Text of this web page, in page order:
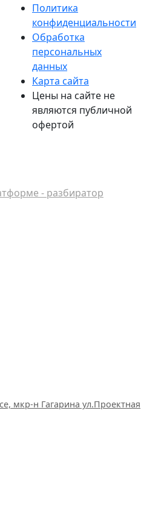
Политика
конфиденциальности
Обработка
персональных
данных
Карта сайта
Цены на сайте не
являются публичной
офертой
- разбиратор
мкр-н Гагарина ул.Проектная